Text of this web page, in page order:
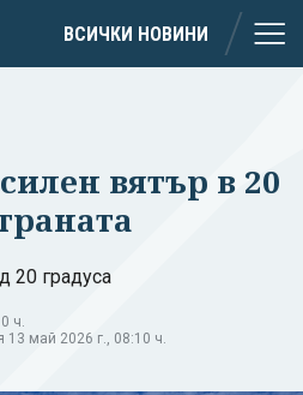
ВСИЧКИ НОВИНИ
вятър в 20
20 градуса
ч.
13 май 2026 г., 08:10 ч.